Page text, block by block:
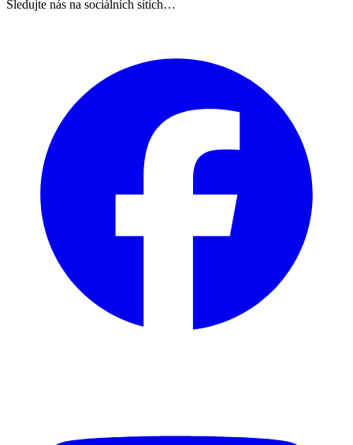
Sledujte nás na sociálních sítích…